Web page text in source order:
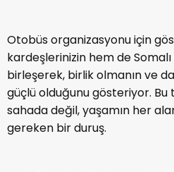
Otobüs organizasyonu için
kardeşlerinizin hem de Somalı
birleşerek, birlik olmanın ve
güçlü olduğunu gösteriyor.
sahada değil, yaşamın her
gereken bir duruş.